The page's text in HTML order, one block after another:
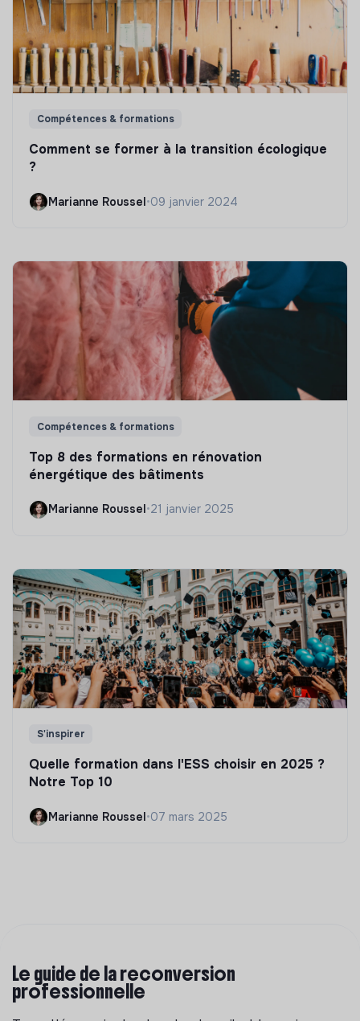
Compétences & formations
Comment se former à la transition écologique
?
Marianne Roussel•09 janvier 2024
Compétences & formations
Top 8 des formations en rénovation
énergétique des bâtiments
Marianne Roussel•21 janvier 2025
S'inspirer
Quelle formation dans l'ESS choisir en 2025 ?
Notre Top 10
Marianne Roussel•07 mars 2025
Le guide de la reconversion
professionnelle